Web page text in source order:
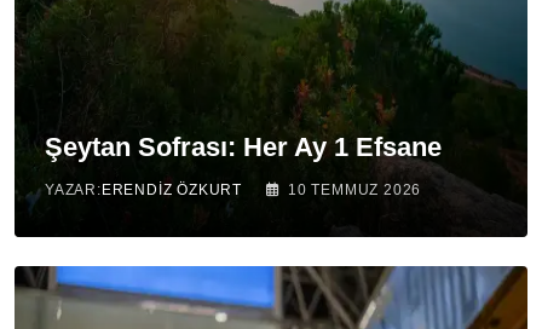
Şeytan Sofrası: Her Ay 1 Efsane
YAZAR: ERENDIZ ÖZKURT 10 TEMMUZ 2026